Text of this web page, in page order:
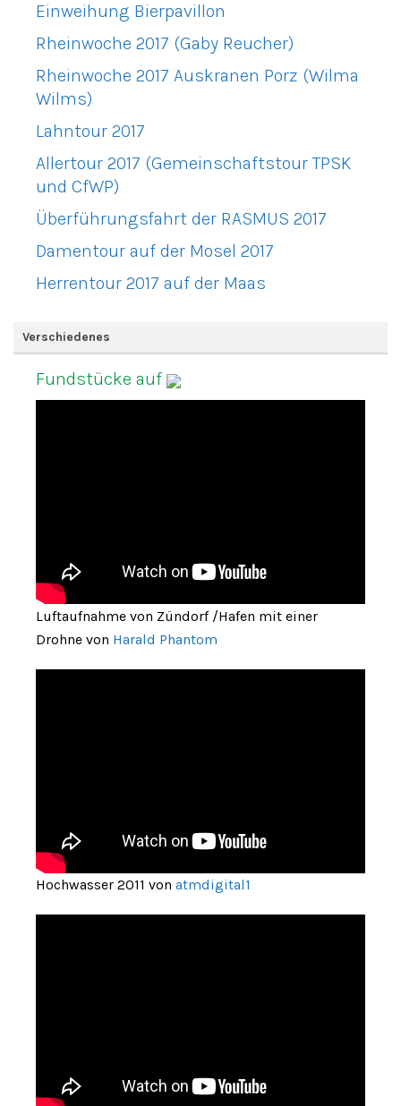
Einweihung Bierpavillon
Rheinwoche 2017 (Gaby Reucher)
Rheinwoche 2017 Auskranen Porz (Wilma
Wilms)
Lahntour 2017
Allertour 2017 (Gemeinschaftstour TPSK
und CfWP)
Überführungsfahrt der RASMUS 2017
Damentour auf der Mosel 2017
Herrentour 2017 auf der Maas
Verschiedenes
Fundstücke auf
Luftaufnahme von Zündorf /Hafen mit einer
Drohne von Harald Phantom
Hochwasser 2011 von atmdigital1